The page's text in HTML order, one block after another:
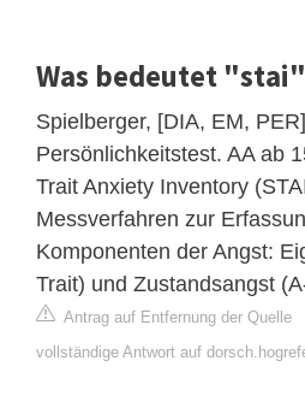
Was bedeutet
Spielberger, [DIA, EM,
Persönlichkeitstest. AA ab
Trait Anxiety Inventory
Messverfahren zur
Komponenten der Angst:
Trait) und Zustandsangst
Antrag auf Entfernung der Quelle
vollständige Antwort auf